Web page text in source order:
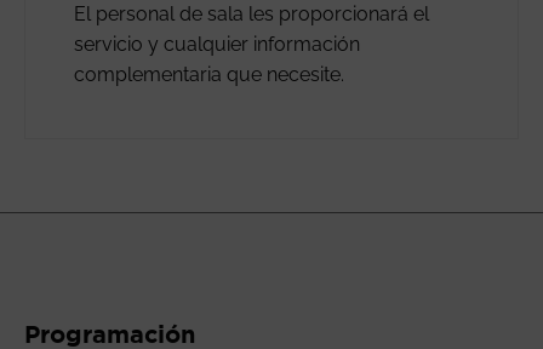
El personal de sala les proporcionará el
servicio y cualquier información
complementaria que necesite.
Programación